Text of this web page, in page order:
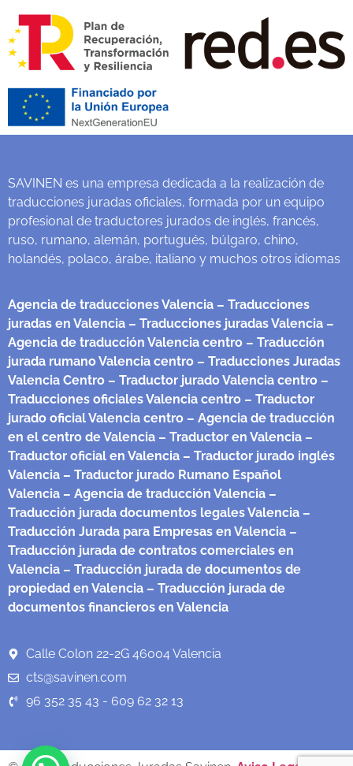
SAVINEN es una empresa dedicada a la realización de
traducciones juradas oficiales, formada por un equipo
profesional de traductores jurados de inglés, francés,
ruso, rumano, alemán, portugués, búlgaro, chino,
holandés, polaco, árabe, italiano y muchos otros idiomas
Agencia de traducciones Valencia – Traducciones
juradas en Valencia – Traducciones juradas Valencia –
Agencia de traducción Valencia centro – Traducción
jurada rumano Valencia centro – Traducciones Juradas
Valencia Centro – Traductor jurado Valencia centro –
Traducciones oficiales Valencia centro – Traductor
jurado oficial Valencia centro – Agencia de traducción
en el centro de Valencia – Traductor en Valencia –
Traductor oficial en Valencia – Traductor jurado inglés
Valencia – Traductor jurado Rumano Español
Valencia – Agencia de traducción Valencia –
Traducción jurada documentos legales Valencia –
Traducción Jurada para Empresas en Valencia –
Traducción jurada de contratos comerciales en
Valencia – Traducción jurada de documentos de
propiedad en Valencia – Traducción jurada de
documentos financieros en Valencia
Calle Colon 22-2G 46004 Valencia
cts@savinen.com
96 352 35 43 - 609 62 32 13